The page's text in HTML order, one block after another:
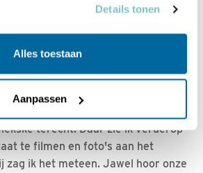
Details tonen
Alles toestaan
Aanpassen
het ging ook over de poel en dus heb
terecht. Daar zie ik verderop
te filmen en foto's aan het
zag ik het meteen. Jawel hoor onze